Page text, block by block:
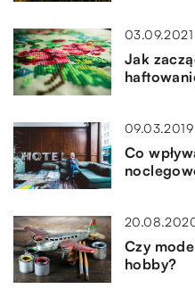
03.09.2021
Jak
09.03.2019
Co
Czy
hobby?